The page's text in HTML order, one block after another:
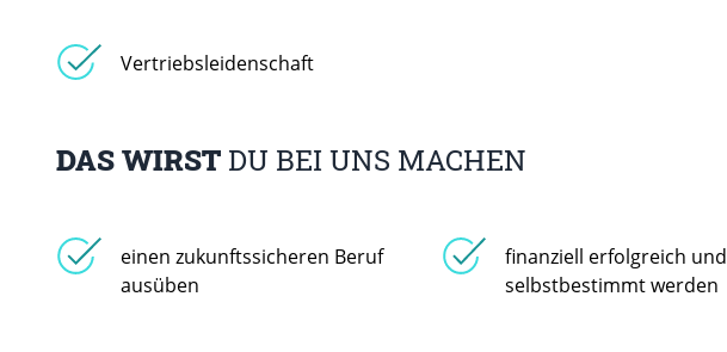
Vertriebsleidenschaft
DAS WIRST DU BEI UNS MACHEN
einen zukunftssicheren Beruf
ausüben
finanziell erfolgreich und
selbstbestimmt werden